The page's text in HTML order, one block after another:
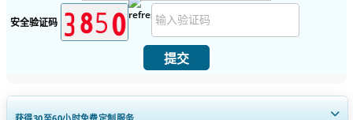
安全验证码
提交